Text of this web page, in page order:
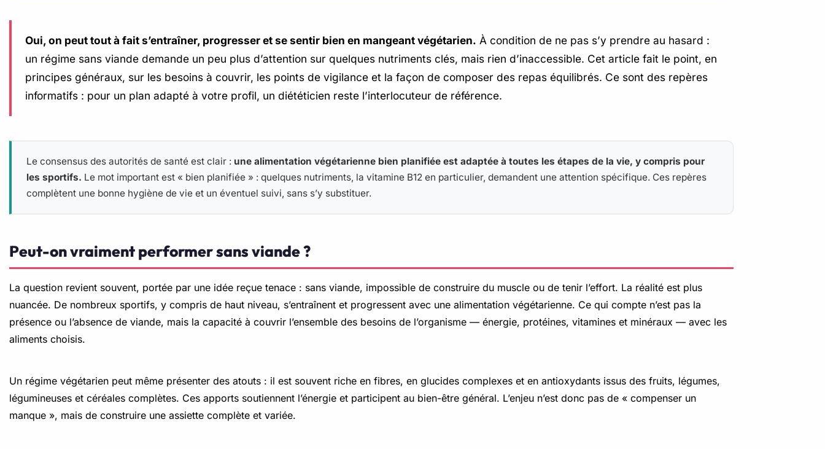
Oui, on peut tout à fait s’entraîner, progresser et se sentir bien en mangeant végétarien. À condition de ne pas s’y prendre au hasard :
un régime sans viande demande un peu plus d’attention sur quelques nutriments clés, mais rien d’inaccessible. Cet article fait le point, en
principes généraux, sur les besoins à couvrir, les points de vigilance et la façon de composer des repas équilibrés. Ce sont des repères
informatifs : pour un plan adapté à votre profil, un diététicien reste l’interlocuteur de référence.
Le consensus des autorités de santé est clair : une alimentation végétarienne bien planifiée est adaptée à toutes les étapes de la vie, y compris pour
les sportifs. Le mot important est « bien planifiée » : quelques nutriments, la vitamine B12 en particulier, demandent une attention spécifique. Ces repères
complètent une bonne hygiène de vie et un éventuel suivi, sans s’y substituer.
Peut-on vraiment performer sans viande ?
La question revient souvent, portée par une idée reçue tenace : sans viande, impossible de construire du muscle ou de tenir l’effort. La réalité est plus
nuancée. De nombreux sportifs, y compris de haut niveau, s’entraînent et progressent avec une alimentation végétarienne. Ce qui compte n’est pas la
présence ou l’absence de viande, mais la capacité à couvrir l’ensemble des besoins de l’organisme — énergie, protéines, vitamines et minéraux — avec les
aliments choisis.
Un régime végétarien peut même présenter des atouts : il est souvent riche en fibres, en glucides complexes et en antioxydants issus des fruits, légumes,
légumineuses et céréales complètes. Ces apports soutiennent l’énergie et participent au bien-être général. L’enjeu n’est donc pas de « compenser un
manque », mais de construire une assiette complète et variée.